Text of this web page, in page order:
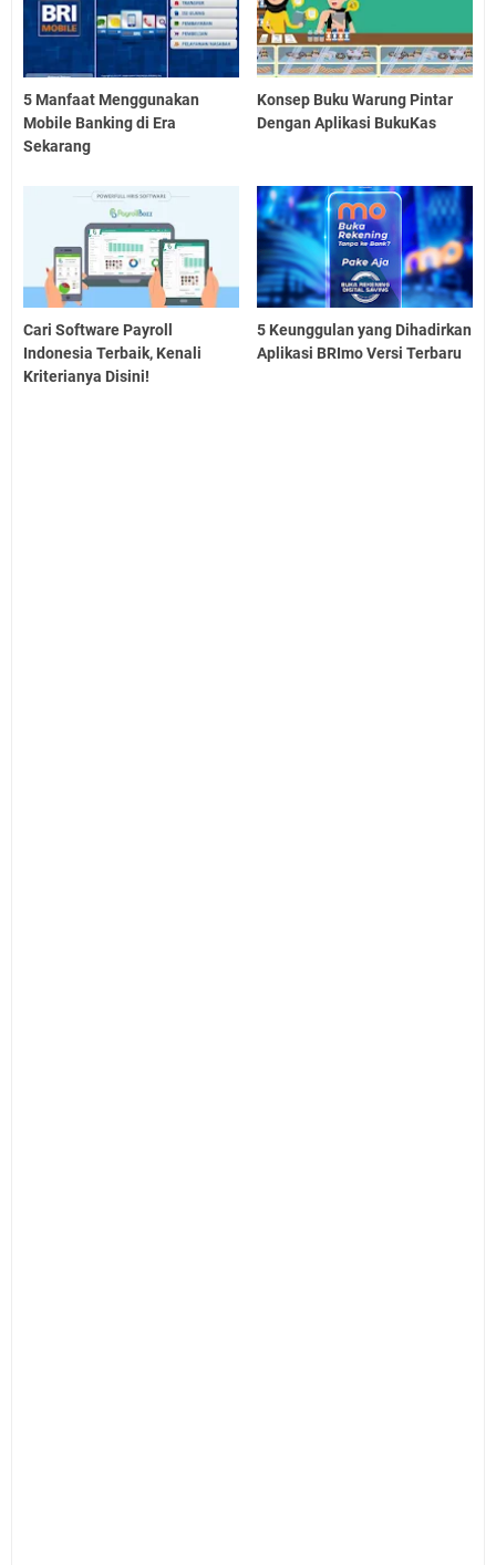
5 Manfaat Menggunakan
Mobile Banking di Era
Sekarang
Konsep Buku Warung Pintar
Dengan Aplikasi BukuKas
Cari Software Payroll
Indonesia Terbaik, Kenali
Kriterianya Disini!
5 Keunggulan yang Dihadirkan
Aplikasi BRImo Versi Terbaru